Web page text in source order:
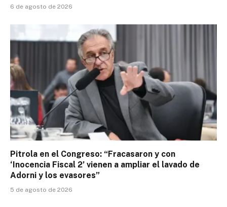
6 de agosto de 2026
Pitrola en el Congreso: “Fracasaron y con
‘Inocencia Fiscal 2’ vienen a ampliar el lavado de
Adorni y los evasores”
5 de agosto de 2026